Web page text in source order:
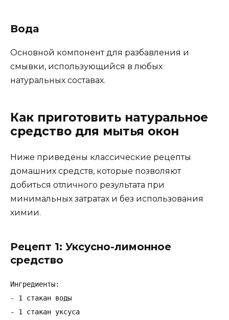
Вода
Основной компонент для разбавления и
смывки, использующийся в любых
натуральных составах.
Как приготовить натуральное
средство для мытья окон
Ниже приведены классические рецепты
домашних средств, которые позволяют
добиться отличного результата при
минимальных затратах и без использования
химии.
Рецепт 1: Уксусно-лимонное
средство
Ингредиенты:
- 1 стакан воды
- 1 стакан уксуса